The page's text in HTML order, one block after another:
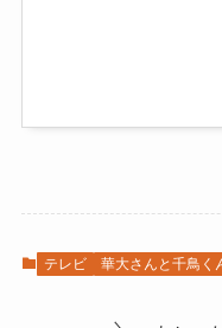
テレビ 華大さんと千鳥く